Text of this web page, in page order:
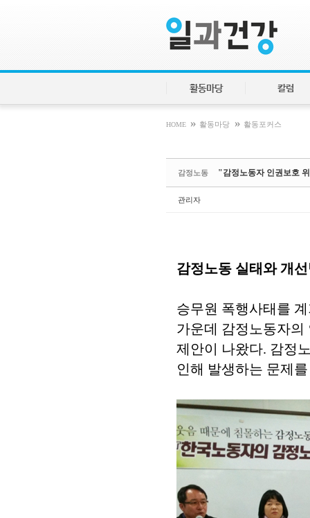
활동마당 칼럼
HOME » 활동마당 » 활동포커스
감정노동 "감정노동자 인권보호
관리자
감정노동 실태와 개
승무원 폭행사태를
가운데 감정노동자의
제안이 나왔다. 감정
인해 발생하는 문제